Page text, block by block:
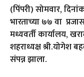
(पिंपरी) सोमवार,
भारताच्या ७७ वा
मध्यवर्ती कार्यालय,
शहराध्यक्ष श्री.योगेश
संपन्न झाला.